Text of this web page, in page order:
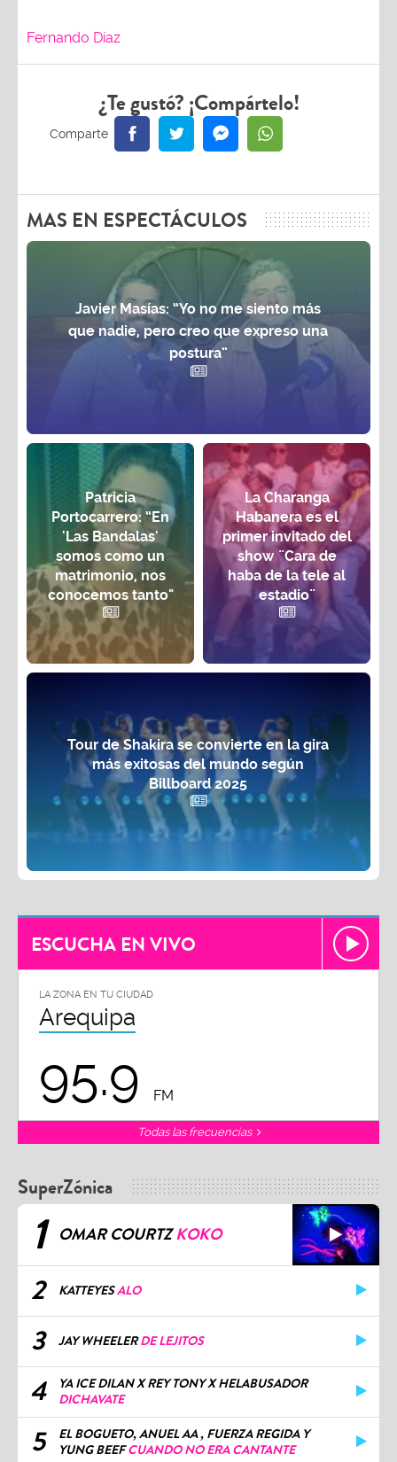
Fernando Díaz
¿Te gustó? ¡Compártelo!
MAS EN ESPECTÁCULOS
Javier Masías: “Yo no me siento más
que nadie, pero creo que expreso una
postura”
Patricia
Portocarrero: “En
'Las Bandalas'
somos como un
matrimonio, nos
conocemos tanto"
La Charanga
Habanera es el
primer invitado del
show ¨Cara de
haba de la tele al
estadio¨
Tour de Shakira se convierte en la gira
más exitosas del mundo según
Billboard 2025
ESCUCHA EN VIVO
LA ZONA EN TU CIUDAD
Arequipa
95.9 FM
Todas las frecuencias
SuperZónica
1 OMAR COURTZKOKO
2 KATTEYESALO
3 JAY WHEELERDE LEJITOS
4
YA ICE DILAN X REY TONY X HELABUSADOR
DICHAVATE
5
EL BOGUETO, ANUEL AA , FUERZA REGIDA Y
YUNG BEEFCUANDO NO ERA CANTANTE